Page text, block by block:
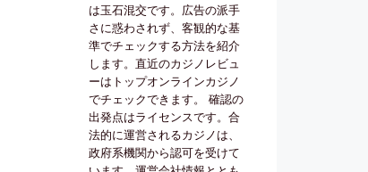
は玉石混交です。広告の派手
さに惑わされず、客観的な基
準でチェックする方法を紹介
します。直近のカジノレビュ
ーはトップオンラインカジノ
でチェックできます。 確認の
出発点はライセンスです。合
法的に運営されるカジノは、
政府系機関から認可を受けて